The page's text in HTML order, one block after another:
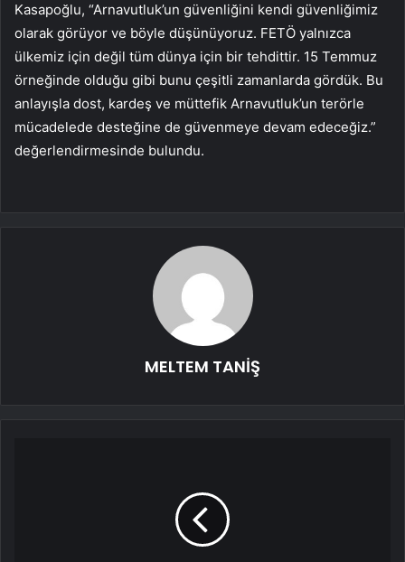
Kasapoğlu, “Arnavutluk’un güvenliğini kendi güvenliğimiz
olarak görüyor ve böyle düşünüyoruz. FETÖ yalnızca
ülkemiz için değil tüm dünya için bir tehdittir. 15 Temmuz
örneğinde olduğu gibi bunu çeşitli zamanlarda gördük. Bu
anlayışla dost, kardeş ve müttefik Arnavutluk’un terörle
mücadelede desteğine de güvenmeye devam edeceğiz.”
değerlendirmesinde bulundu.
MELTEM TANİŞ